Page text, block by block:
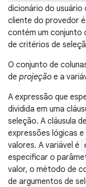
dicionário do usuário
cliente do provedor
contém um conjunto
de critérios de
O conjunto de
de projeção e a
A expressão que
dividida em uma
seleção. A cláusula
expressões lógicas
valores. A variável é
especificar o
valor, o método de
de argumentos de